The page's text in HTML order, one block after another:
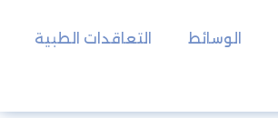
الوسائط التعاقدات الطبية